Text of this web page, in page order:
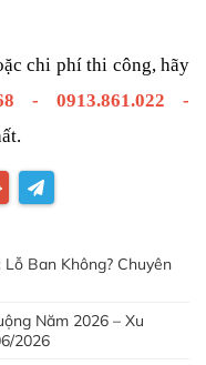
chi phí thi công, hãy
- 0913.861.022 -
Ban Không? Chuyên
Năm 2026 – Xu
2026